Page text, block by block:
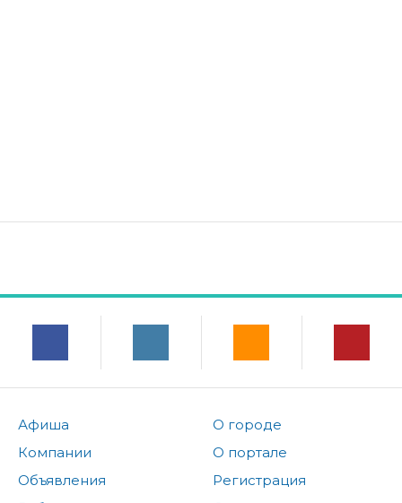
Афиша
Компании
Объявления
О городе
О портале
Регистрация